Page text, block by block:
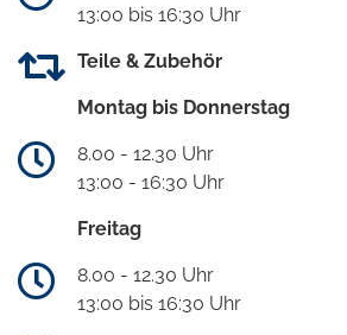
13:00 bis 16:30 Uhr
Teile & Zubehör
Montag bis Donnerstag
8.00 - 12.30 Uhr
13:00 - 16:30 Uhr
Freitag
8.00 - 12.30 Uhr
13:00 bis 16:30 Uhr